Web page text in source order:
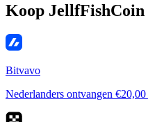
Koop JellfFishCoin
Bitvavo
Nederlanders ontvangen